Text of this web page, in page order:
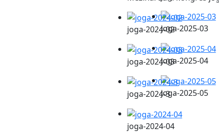
joga-2025-03
joga-2025-04
joga-2025-05
joga-2024-02
joga-2024-03
joga-2024-3
joga-2024-04